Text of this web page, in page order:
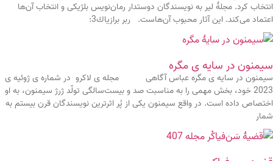
انتخاب كرد. مجلۀ لير به نويسندگان دوستدار رمان‌نويس بلژيكی و انتخاب آن‌ها
اعتماد می‌كند. اين آثار محبوب آن‌هاست. ربر برازياك3:
سیمنون در سایه ی مگره
سیمنون در سایه ی مگره عباس آگاهی مجله ی لاکرو در شماره ی ژوئیه ی
2023 خود، بخش مهمی را به مناسبت صد و بیست‌سالگی تولّد ژرژ سیمنون، به او
اختصاص داده است. در واقع سیمنون یکی از پُر اثرترین نویسندگان قرن بیستم به
شمار